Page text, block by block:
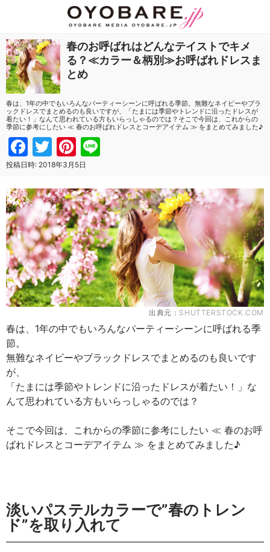
春のお呼ばれはどんなテイストでキメ
る？≪カラー＆柄別≫お呼ばれドレスま
とめ
春は、1年の中でもいろんなパーティーシーンに呼ばれる季節。無難なネイビーやブラ
ックドレスでまとめるのも良いですが、「たまには季節やトレンドに沿ったドレスが
着たい！」なんて思われている方もいらっしゃるのでは？そこで今回は、これからの
季節に参考にしたい ≪ 春のお呼ばれドレスとコーデアイテム ≫ をまとめてみました♪
Facebook
TwitterPinterest
投稿日時: 2018年3月5日
出典元： SHUTTERSTOCK.COM
春は、1年の中でもいろんなパーティーシーンに呼ばれる季
節。
無難なネイビーやブラックドレスでまとめるのも良いです
が、
「たまには季節やトレンドに沿ったドレスが着たい！」な
んて思われている方もいらっしゃるのでは？
そこで今回は、これからの季節に参考にしたい ≪ 春のお呼
ばれドレスとコーデアイテム ≫ をまとめてみました♪
淡いパステルカラーで”春のトレン
ド”を取り入れて